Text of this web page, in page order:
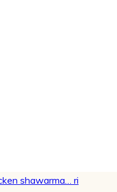
shawarma… ri